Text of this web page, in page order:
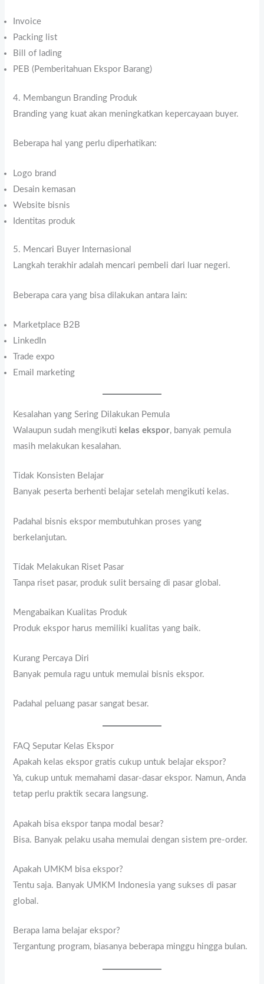
Invoice
Packing list
Bill of lading
PEB (Pemberitahuan Ekspor Barang)
4. Membangun Branding Produk
Branding yang kuat akan meningkatkan kepercayaan buyer.
Beberapa hal yang perlu diperhatikan:
Logo brand
Desain kemasan
Website bisnis
Identitas produk
5. Mencari Buyer Internasional
Langkah terakhir adalah mencari pembeli dari luar negeri.
Beberapa cara yang bisa dilakukan antara lain:
Marketplace B2B
LinkedIn
Trade expo
Email marketing
Kesalahan yang Sering Dilakukan Pemula
Walaupun sudah mengikuti kelas ekspor, banyak pemula
masih melakukan kesalahan.
Tidak Konsisten Belajar
Banyak peserta berhenti belajar setelah mengikuti kelas.
Padahal bisnis ekspor membutuhkan proses yang
berkelanjutan.
Tidak Melakukan Riset Pasar
Tanpa riset pasar, produk sulit bersaing di pasar global.
Mengabaikan Kualitas Produk
Produk ekspor harus memiliki kualitas yang baik.
Kurang Percaya Diri
Banyak pemula ragu untuk memulai bisnis ekspor.
Padahal peluang pasar sangat besar.
FAQ Seputar Kelas Ekspor
Apakah kelas ekspor gratis cukup untuk belajar ekspor?
Ya, cukup untuk memahami dasar-dasar ekspor. Namun, Anda
tetap perlu praktik secara langsung.
Apakah bisa ekspor tanpa modal besar?
Bisa. Banyak pelaku usaha memulai dengan sistem pre-order.
Apakah UMKM bisa ekspor?
Tentu saja. Banyak UMKM Indonesia yang sukses di pasar
global.
Berapa lama belajar ekspor?
Tergantung program, biasanya beberapa minggu hingga bulan.